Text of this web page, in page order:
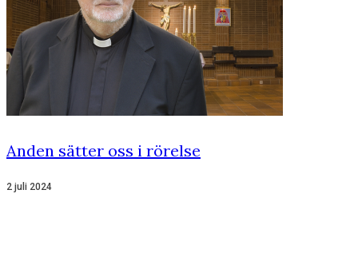
Anden sätter oss i rörelse
2 juli 2024